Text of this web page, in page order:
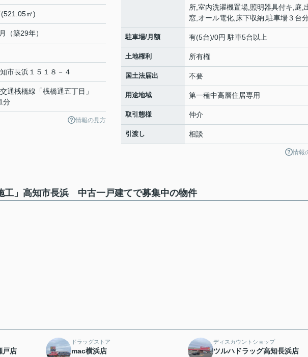
㎡)
（築29年）
市長浜 １５１８－４
通桟橋線 「桟橋通五丁目 」
分
情報の見方
所,室内洗濯機置場,照明器具付キ,庭,
窓,オール電化,床下収納,駐車場３台
駐車場/月額 有(5台)/0円 駐車5台以上
土地権利 所有権
国土法届出 不要
用途地域 第一種中高層住居専用
取引態様 仲介
引渡し 相談
情報
工」高知市長浜 中古一戸建てで募集中の物件
戸店
ドラッグストア
mac横浜店
ディスカウントショップ
ツルハドラッグ高知長浜店